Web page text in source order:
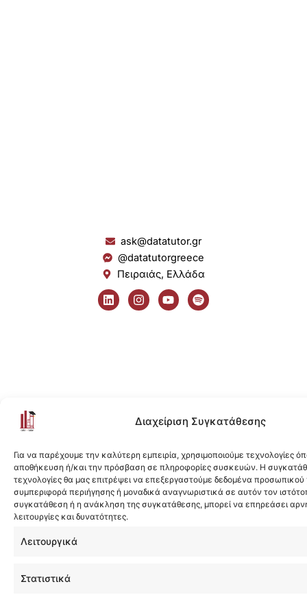
Διαχείριση Συγκατάθεσης
Για να παρέχουμε την καλύτερη εμπειρία, χρησιμοποιούμε τεχνολογίες
αποθήκευση ή/και την πρόσβαση σε πληροφορίες συσκευών. Η
τεχνολογίες θα μας επιτρέψει να επεξεργαστούμε δεδομένα
συμπεριφορά περιήγησης ή μοναδικά αναγνωριστικά σε αυτόν τον
συγκατάθεση ή η ανάκληση της συγκατάθεσης, μπορεί να επηρεάσει
λειτουργίες και δυνατότητες.
Λειτουργικά
Στατιστικά
ask@datatutor.gr
@datatutorgreece
Πειραιάς, Ελλάδα
L
i
n
I
n
s
Y
o
u
S
p
o